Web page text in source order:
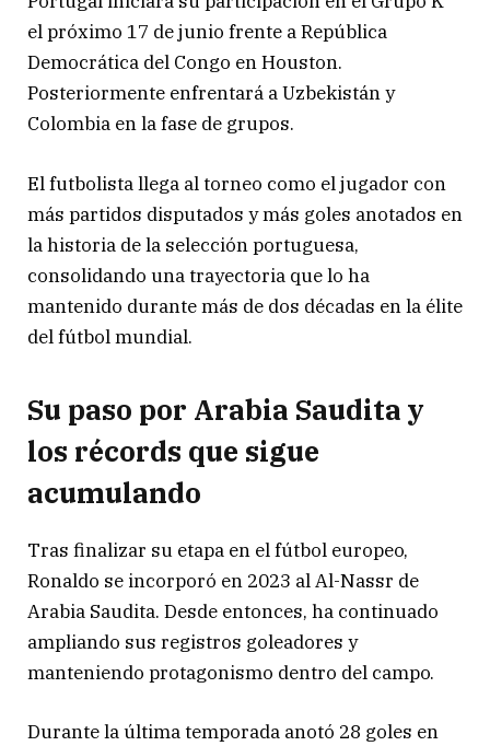
el próximo 17 de junio frente a República
Democrática del Congo en Houston.
Posteriormente enfrentará a Uzbekistán y
Colombia en la fase de grupos.
El futbolista llega al torneo como el jugador con
más partidos disputados y más goles anotados en
la historia de la selección portuguesa,
consolidando una trayectoria que lo ha
mantenido durante más de dos décadas en la élite
del fútbol mundial.
Su paso por Arabia Saudita y
los récords que sigue
acumulando
Tras finalizar su etapa en el fútbol europeo,
Ronaldo se incorporó en 2023 al Al-Nassr de
Arabia Saudita. Desde entonces, ha continuado
ampliando sus registros goleadores y
manteniendo protagonismo dentro del campo.
Durante la última temporada anotó 28 goles en